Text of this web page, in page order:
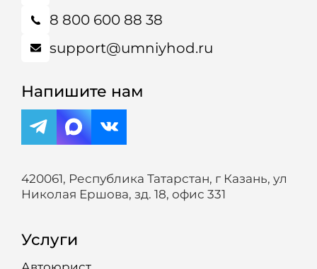
8 800 600 88 38
support@umniyhod.ru
Напишите нам
420061, Республика Татарстан, г Казань, ул
Николая Ершова, зд. 18, офис 331
Услуги